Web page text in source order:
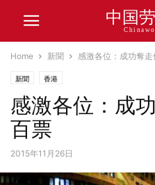
中国
Home 新聞 感激各位：成功奪走
新聞 香港
感激各位：成
百票
2015年11月26日